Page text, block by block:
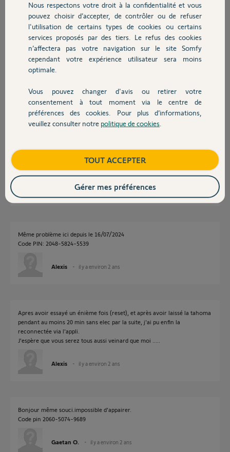
Chauffage
Autres produits
Devis avec un pro
Contact
J'ai également testé avec une autre alimentation. Rien n'y fait, la led
reste rouge et la connexion impossible.
Pin de ma tahoma : 2039-3453-9158
Merci pour votre assistance.
Jerome S.
Réponses
Exactement le même problème.
il y a environ 2 ans
Même problème ici depuis le 16/07/2024
Code PIN: 2048-5824-5539
Alexis il y a environ 2 ans
Apres avoir essayé un énième fois (reset), et après avoir laissé la tahoma
pendant au moins 20 min sans elec par la suite, j'ai pu enfin la
reconnectée via l'appli.
J'espère que vous serez tous aussi veinard que moi .....
Alexis il y a environ 2 ans
Bonjour même souci.impossible d'appairer.
Code pin 2060-5074-9689
Gaetan O. il y a environ 2 ans
Nous respectons votre droit à la confidentialité et vous
pouvez choisir d’accepter, de contrôler ou de refuser
l'utilisation de certains types de cookies ou certains
services proposés par des tiers. Le refus des cookies
n’affectera pas votre navigation sur le site Somfy
cependant votre expérience utilisateur sera moins
optimale.
Vous pouvez changer d'avis ou retirer votre
consentement à tout moment via le centre de
préférences des cookies. Pour plus d’informations,
veuillez consulter notre politique de cookies
TOUT ACCEPTER
Gérer mes préférences